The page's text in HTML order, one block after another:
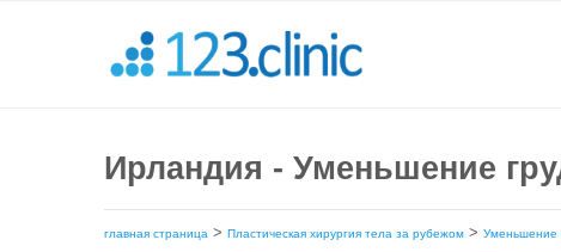
Ирландия - Уменьшение
главная страница > Пластическая хирургия тела за рубежом > Уменьшение